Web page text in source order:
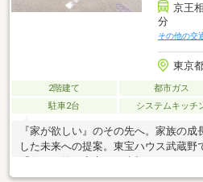
京王
分
その他の交
東京
2階建て 都市ガス
駐車2台
システムキッチ
『家が欲しい』のその先へ。家族の
した未来への提案。東宝ハウス武蔵野
ングで、お子様の教育費や老後資金ま